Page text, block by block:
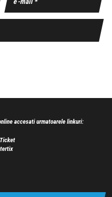
accesati urmatoarele linkuri: